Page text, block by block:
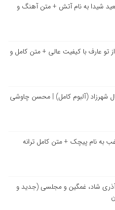
شیدا به نام آتش + متن آهنگ و
تو عارف با کیفیت عالی + متن کامل و
شهرزاد (آلبوم کامل) | محسن چاوشی
به نام پیچک + متن کامل ترانه
شاد، غمگین و مجلسی (جدید و